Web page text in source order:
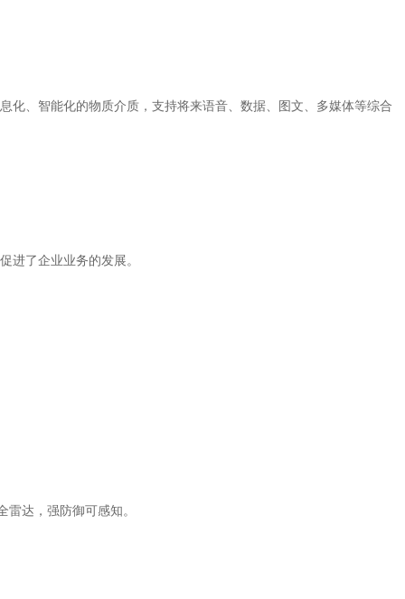
化、智能化的物质介质，支持将来语音、数据、图文、多媒体等综合
进了企业业务的发展。
达，强防御可感知。